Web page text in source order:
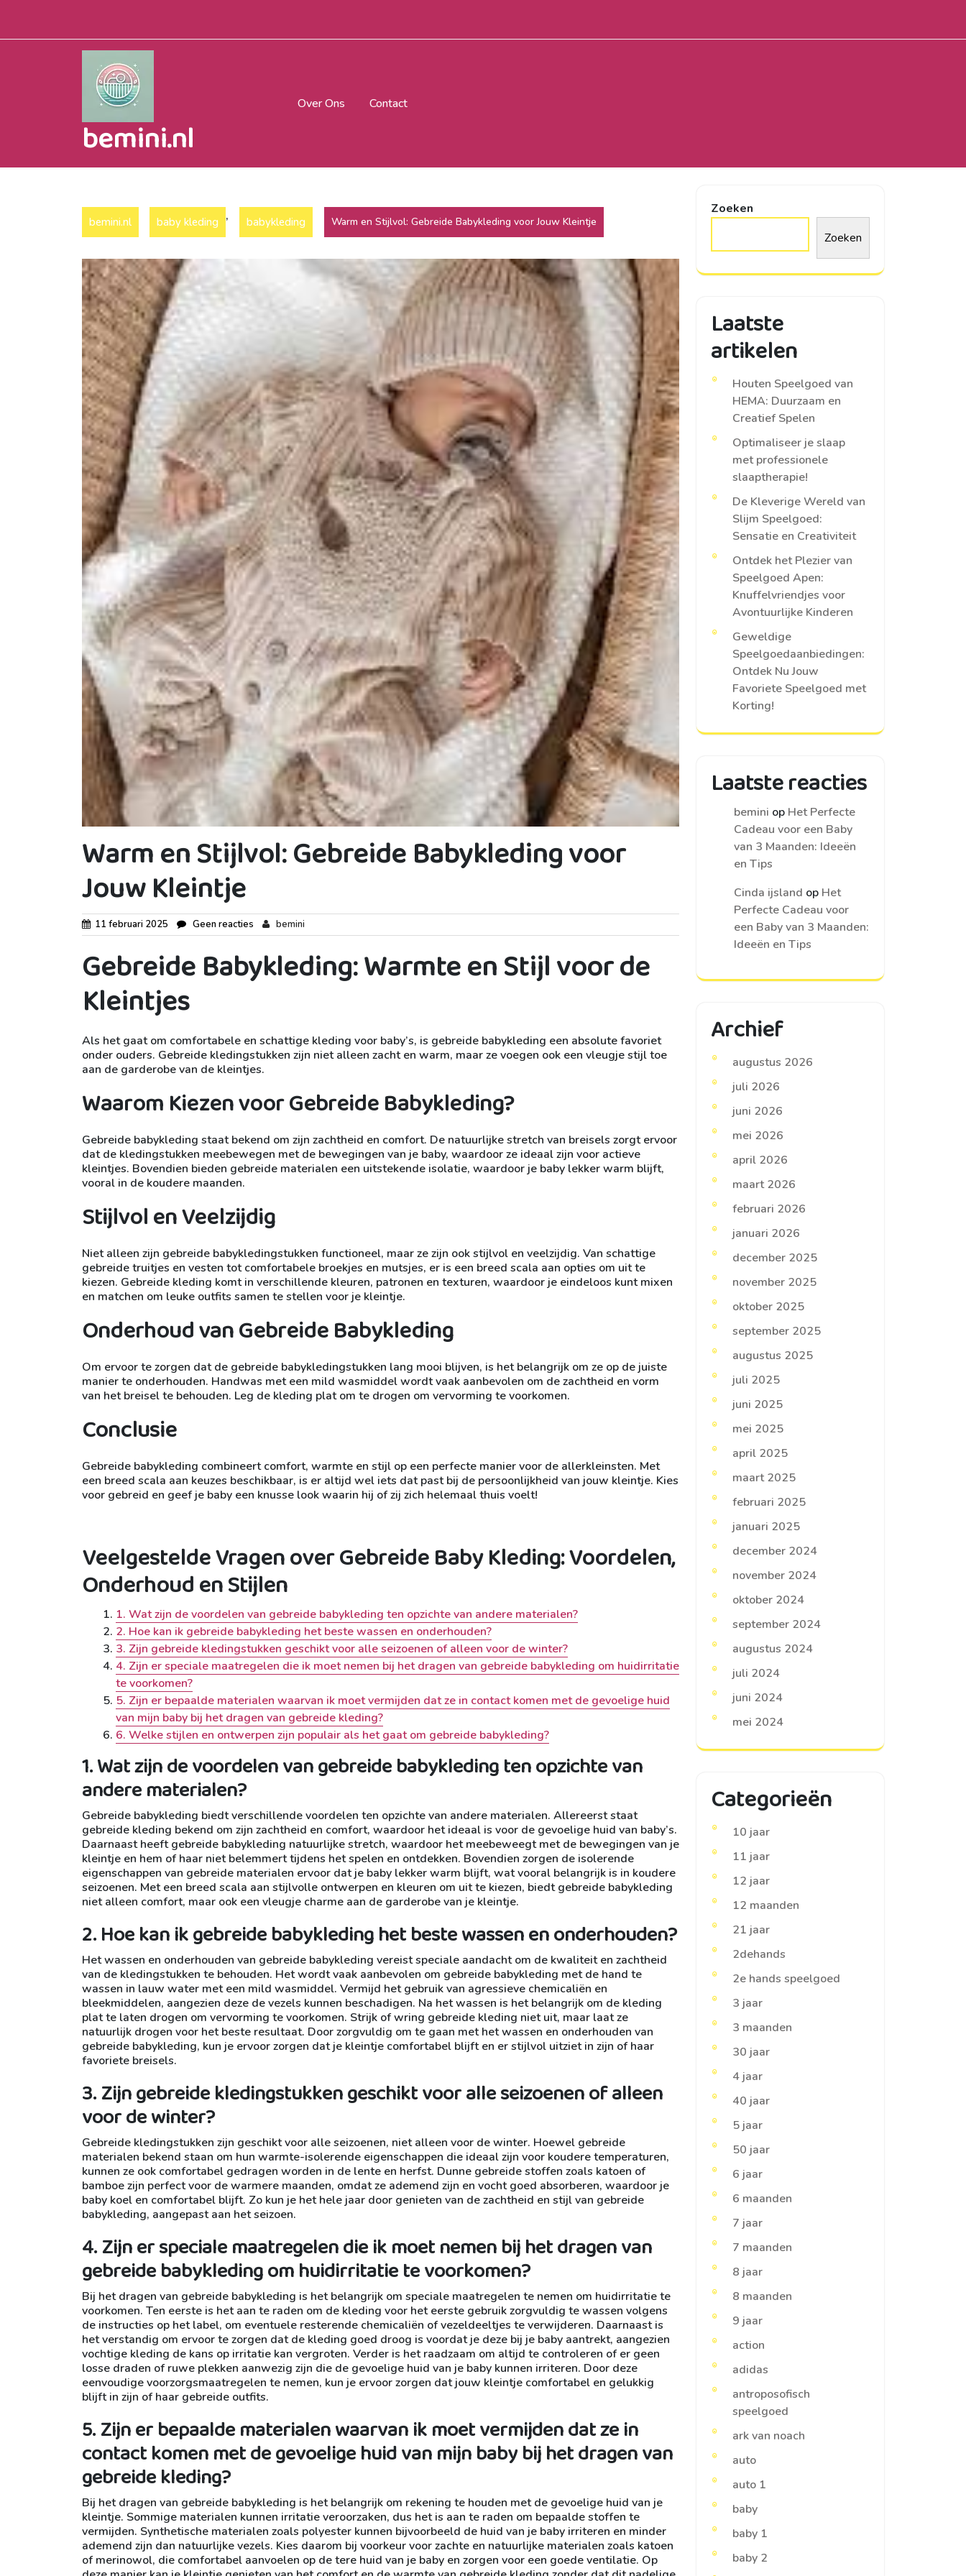
inhoud
bemini.nl
Over Ons Contact
bemini.nl baby kleding , babykleding Warm en Stijlvol: Gebreide Babykleding voor Jouw Kleintje
Warm en Stijlvol: Gebreide Babykleding voor
Jouw Kleintje
11 februari 2025 Geen reacties bemini
Gebreide Babykleding: Warmte en Stijl voor de
Kleintjes
Als het gaat om comfortabele en schattige kleding voor baby’s, is gebreide babykleding een absolute favoriet
onder ouders. Gebreide kledingstukken zijn niet alleen zacht en warm, maar ze voegen ook een vleugje stijl toe
aan de garderobe van de kleintjes.
Waarom Kiezen voor Gebreide Babykleding?
Gebreide babykleding staat bekend om zijn zachtheid en comfort. De natuurlijke stretch van breisels zorgt ervoor
dat de kledingstukken meebewegen met de bewegingen van je baby, waardoor ze ideaal zijn voor actieve
kleintjes. Bovendien bieden gebreide materialen een uitstekende isolatie, waardoor je baby lekker warm blijft,
vooral in de koudere maanden.
Stijlvol en Veelzijdig
Niet alleen zijn gebreide babykledingstukken functioneel, maar ze zijn ook stijlvol en veelzijdig. Van schattige
gebreide truitjes en vesten tot comfortabele broekjes en mutsjes, er is een breed scala aan opties om uit te
kiezen. Gebreide kleding komt in verschillende kleuren, patronen en texturen, waardoor je eindeloos kunt mixen
en matchen om leuke outfits samen te stellen voor je kleintje.
Onderhoud van Gebreide Babykleding
Om ervoor te zorgen dat de gebreide babykledingstukken lang mooi blijven, is het belangrijk om ze op de juiste
manier te onderhouden. Handwas met een mild wasmiddel wordt vaak aanbevolen om de zachtheid en vorm
van het breisel te behouden. Leg de kleding plat om te drogen om vervorming te voorkomen.
Conclusie
Gebreide babykleding combineert comfort, warmte en stijl op een perfecte manier voor de allerkleinsten. Met
een breed scala aan keuzes beschikbaar, is er altijd wel iets dat past bij de persoonlijkheid van jouw kleintje. Kies
voor gebreid en geef je baby een knusse look waarin hij of zij zich helemaal thuis voelt!
Veelgestelde Vragen over Gebreide Baby Kleding: Voordelen,
Onderhoud en Stijlen
1. Wat zijn de voordelen van gebreide babykleding ten opzichte van andere materialen?
2. Hoe kan ik gebreide babykleding het beste wassen en onderhouden?
3. Zijn gebreide kledingstukken geschikt voor alle seizoenen of alleen voor de winter?
4. Zijn er speciale maatregelen die ik moet nemen bij het dragen van gebreide babykleding om huidirritatie
te voorkomen?
5. Zijn er bepaalde materialen waarvan ik moet vermijden dat ze in contact komen met de gevoelige huid
van mijn baby bij het dragen van gebreide kleding?
6. Welke stijlen en ontwerpen zijn populair als het gaat om gebreide babykleding?
1. Wat zijn de voordelen van gebreide babykleding ten opzichte van
andere materialen?
Gebreide babykleding biedt verschillende voordelen ten opzichte van andere materialen. Allereerst staat
gebreide kleding bekend om zijn zachtheid en comfort, waardoor het ideaal is voor de gevoelige huid van baby’s.
Daarnaast heeft gebreide babykleding natuurlijke stretch, waardoor het meebeweegt met de bewegingen van je
kleintje en hem of haar niet belemmert tijdens het spelen en ontdekken. Bovendien zorgen de isolerende
eigenschappen van gebreide materialen ervoor dat je baby lekker warm blijft, wat vooral belangrijk is in koudere
seizoenen. Met een breed scala aan stijlvolle ontwerpen en kleuren om uit te kiezen, biedt gebreide babykleding
niet alleen comfort, maar ook een vleugje charme aan de garderobe van je kleintje.
2. Hoe kan ik gebreide babykleding het beste wassen en onderhouden?
Het wassen en onderhouden van gebreide babykleding vereist speciale aandacht om de kwaliteit en zachtheid
van de kledingstukken te behouden. Het wordt vaak aanbevolen om gebreide babykleding met de hand te
wassen in lauw water met een mild wasmiddel. Vermijd het gebruik van agressieve chemicaliën en
bleekmiddelen, aangezien deze de vezels kunnen beschadigen. Na het wassen is het belangrijk om de kleding
plat te laten drogen om vervorming te voorkomen. Strijk of wring gebreide kleding niet uit, maar laat ze
natuurlijk drogen voor het beste resultaat. Door zorgvuldig om te gaan met het wassen en onderhouden van
gebreide babykleding, kun je ervoor zorgen dat je kleintje comfortabel blijft en er stijlvol uitziet in zijn of haar
favoriete breisels.
3. Zijn gebreide kledingstukken geschikt voor alle seizoenen of alleen
voor de winter?
Gebreide kledingstukken zijn geschikt voor alle seizoenen, niet alleen voor de winter. Hoewel gebreide
materialen bekend staan om hun warmte-isolerende eigenschappen die ideaal zijn voor koudere temperaturen,
kunnen ze ook comfortabel gedragen worden in de lente en herfst. Dunne gebreide stoffen zoals katoen of
bamboe zijn perfect voor de warmere maanden, omdat ze ademend zijn en vocht goed absorberen, waardoor je
baby koel en comfortabel blijft. Zo kun je het hele jaar door genieten van de zachtheid en stijl van gebreide
babykleding, aangepast aan het seizoen.
4. Zijn er speciale maatregelen die ik moet nemen bij het dragen van
gebreide babykleding om huidirritatie te voorkomen?
Bij het dragen van gebreide babykleding is het belangrijk om speciale maatregelen te nemen om huidirritatie te
voorkomen. Ten eerste is het aan te raden om de kleding voor het eerste gebruik zorgvuldig te wassen volgens
de instructies op het label, om eventuele resterende chemicaliën of vezeldeeltjes te verwijderen. Daarnaast is
het verstandig om ervoor te zorgen dat de kleding goed droog is voordat je deze bij je baby aantrekt, aangezien
vochtige kleding de kans op irritatie kan vergroten. Verder is het raadzaam om altijd te controleren of er geen
losse draden of ruwe plekken aanwezig zijn die de gevoelige huid van je baby kunnen irriteren. Door deze
eenvoudige voorzorgsmaatregelen te nemen, kun je ervoor zorgen dat jouw kleintje comfortabel en gelukkig
blijft in zijn of haar gebreide outfits.
5. Zijn er bepaalde materialen waarvan ik moet vermijden dat ze in
contact komen met de gevoelige huid van mijn baby bij het dragen van
gebreide kleding?
Bij het dragen van gebreide babykleding is het belangrijk om rekening te houden met de gevoelige huid van je
kleintje. Sommige materialen kunnen irritatie veroorzaken, dus het is aan te raden om bepaalde stoffen te
vermijden. Synthetische materialen zoals polyester kunnen bijvoorbeeld de huid van je baby irriteren en minder
ademend zijn dan natuurlijke vezels. Kies daarom bij voorkeur voor zachte en natuurlijke materialen zoals katoen
of merinowol, die comfortabel aanvoelen op de tere huid van je baby en zorgen voor een goede ventilatie. Op
Zoeken
Zoeken
Laatste
artikelen
Houten Speelgoed van
HEMA: Duurzaam en
Creatief Spelen
Optimaliseer je slaap
met professionele
slaaptherapie!
De Kleverige Wereld van
Slijm Speelgoed:
Sensatie en Creativiteit
Ontdek het Plezier van
Speelgoed Apen:
Knuffelvriendjes voor
Avontuurlijke Kinderen
Geweldige
Speelgoedaanbiedingen:
Ontdek Nu Jouw
Favoriete Speelgoed met
Korting!
Laatste reacties
bemini op Het Perfecte
Cadeau voor een Baby
van 3 Maanden: Ideeën
en Tips
Cinda ijsland op Het
Perfecte Cadeau voor
een Baby van 3 Maanden:
Ideeën en Tips
Archief
augustus 2026
juli 2026
juni 2026
mei 2026
april 2026
maart 2026
februari 2026
januari 2026
december 2025
november 2025
oktober 2025
september 2025
augustus 2025
juli 2025
juni 2025
mei 2025
april 2025
maart 2025
februari 2025
januari 2025
december 2024
november 2024
oktober 2024
september 2024
augustus 2024
juli 2024
juni 2024
mei 2024
Categorieën
10 jaar
11 jaar
12 jaar
12 maanden
21 jaar
2dehands
2e hands speelgoed
3 jaar
3 maanden
30 jaar
4 jaar
40 jaar
5 jaar
50 jaar
6 jaar
6 maanden
7 jaar
7 maanden
8 jaar
8 maanden
9 jaar
action
adidas
antroposofisch
speelgoed
ark van noach
auto
auto 1
baby
baby 1
baby 2